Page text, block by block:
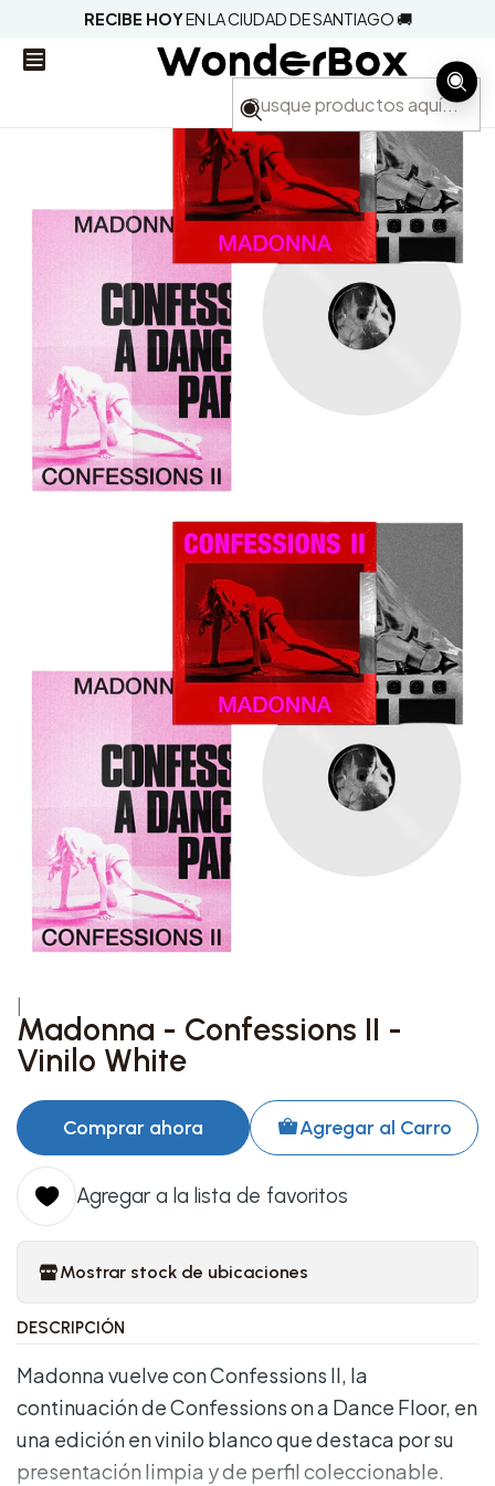
RECIBE HOYEN LA CIUDAD DE SANTIAGO 🚚
Madonna - Confessions II -
Vinilo White
Agregar al Carro
Comprar ahora
Agregar a la lista de favoritos
Mostrar stock de ubicaciones
DESCRIPCIÓN
Madonna vuelve con Confessions II, la
continuación de Confessions on a Dance Floor, en
una edición en vinilo blanco que destaca por su
presentación limpia y de perfil coleccionable.